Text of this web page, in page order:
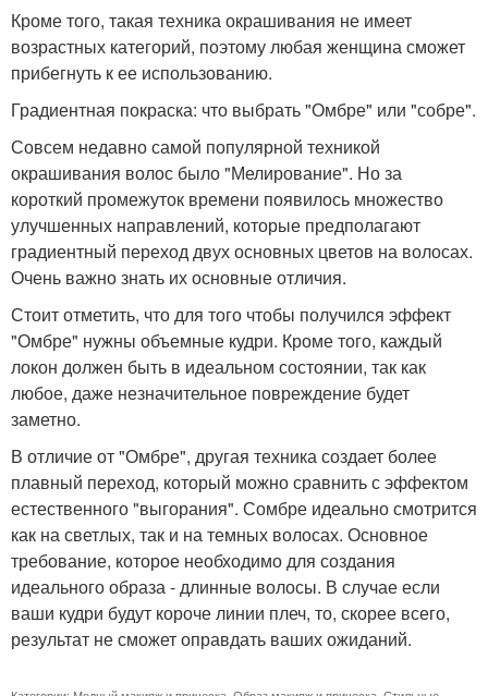
Кроме того, такая техника окрашивания не имеет
возрастных категорий, поэтому любая женщина сможет
прибегнуть к ее использованию.
Градиентная покраска: что выбрать "Омбре" или "собре".
Совсем недавно самой популярной техникой
окрашивания волос было "Мелирование". Но за
короткий промежуток времени появилось множество
улучшенных направлений, которые предполагают
градиентный переход двух основных цветов на волосах.
Очень важно знать их основные отличия.
Стоит отметить, что для того чтобы получился эффект
"Омбре" нужны объемные кудри. Кроме того, каждый
локон должен быть в идеальном состоянии, так как
любое, даже незначительное повреждение будет
заметно.
В отличие от "Омбре", другая техника создает более
плавный переход, который можно сравнить с эффектом
естественного "выгорания". Сомбре идеально смотрится
как на светлых, так и на темных волосах. Основное
требование, которое необходимо для создания
идеального образа - длинные волосы. В случае если
ваши кудри будут короче линии плеч, то, скорее всего,
результат не сможет оправдать ваших ожиданий.